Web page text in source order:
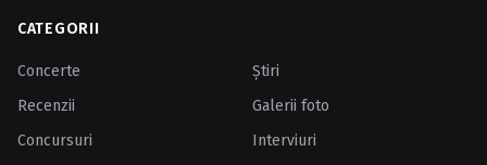
CATEGORII
Concerte
Ştiri
Recenzii
Galerii foto
Concursuri
Interviuri